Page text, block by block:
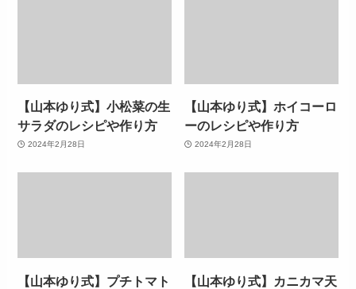
【山本ゆり式】小松菜の生
サラダのレシピや作り方
2024年2月28日
【山本ゆり式】ホイコーロ
ーのレシピや作り方
2024年2月28日
【山本ゆり式】プチトマト
【山本ゆり式】カニカマ天